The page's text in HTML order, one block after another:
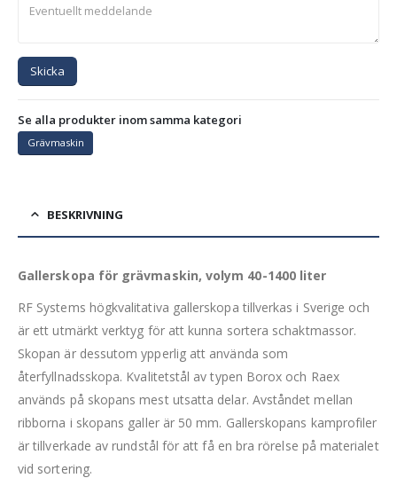
Skicka
Se alla produkter inom samma kategori
Grävmaskin
BESKRIVNING
Gallerskopa för grävmaskin, volym 40-1400 liter
RF Systems högkvalitativa gallerskopa tillverkas i Sverige och
är ett utmärkt verktyg för att kunna sortera schaktmassor.
Skopan är dessutom ypperlig att använda som
återfyllnadsskopa. Kvalitetstål av typen Borox och Raex
används på skopans mest utsatta delar. Avståndet mellan
ribborna i skopans galler är 50 mm. Gallerskopans kamprofiler
är tillverkade av rundstål för att få en bra rörelse på materialet
vid sortering.